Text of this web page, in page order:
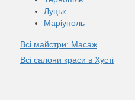
Луцьк
Маріуполь
Всі майстри: Масаж
Всі салони краси в Хусті